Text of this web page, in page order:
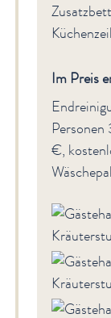
Im Preis
€,